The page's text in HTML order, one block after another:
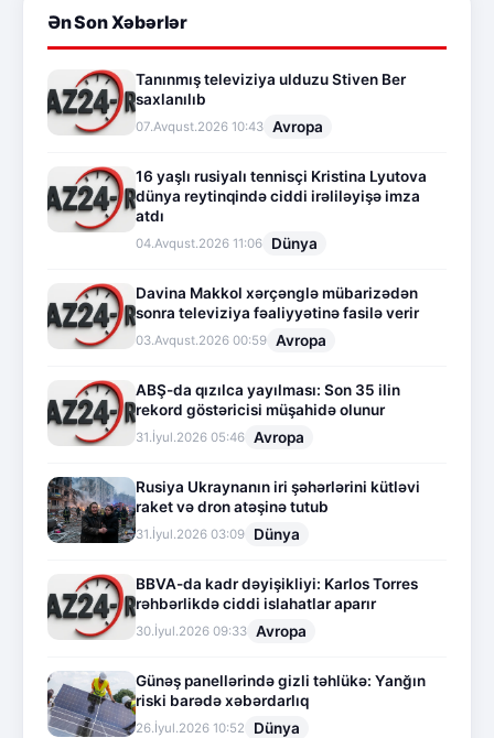
Ən Son Xəbərlər
Tanınmış televiziya ulduzu Stiven Ber
saxlanılıb
07.Avqust.2026 10:43 Avropa
16 yaşlı rusiyalı tennisçi Kristina Lyutova
dünya reytinqində ciddi irəliləyişə imza
atdı
04.Avqust.2026 11:06 Dünya
Davina Makkol xərçənglə mübarizədən
sonra televiziya fəaliyyətinə fasilə verir
03.Avqust.2026 00:59 Avropa
ABŞ-da qızılca yayılması: Son 35 ilin
rekord göstəricisi müşahidə olunur
31.İyul.2026 05:46 Avropa
Rusiya Ukraynanın iri şəhərlərini kütləvi
raket və dron atəşinə tutub
31.İyul.2026 03:09 Dünya
BBVA-da kadr dəyişikliyi: Karlos Torres
rəhbərlikdə ciddi islahatlar aparır
30.İyul.2026 09:33 Avropa
Günəş panellərində gizli təhlükə: Yanğın
riski barədə xəbərdarlıq
26.İyul.2026 10:52 Dünya